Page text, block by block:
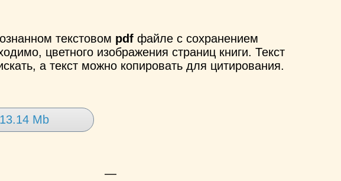
текстовом pdf файле с сохранением
цветного изображения страниц книги. Текст
а текст можно копировать для цитирования.
Mb
—